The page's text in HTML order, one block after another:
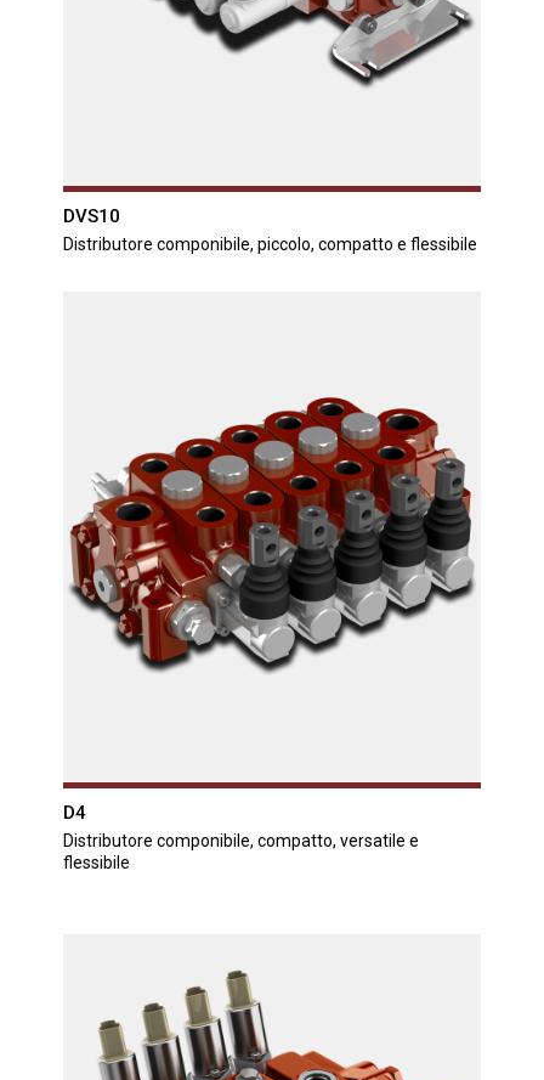
DVS10
Distributore componibile, piccolo, compatto e flessibile
D4
Distributore componibile, compatto, versatile e
flessibile